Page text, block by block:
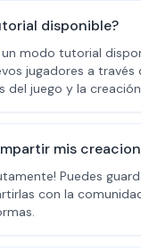
disponible?
un modo tutorial
jugadores a
del juego y la
mis
Puedes
con la